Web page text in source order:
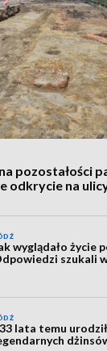
pozostałości
odkrycie na
wyglądało życie
szukali
lata temu